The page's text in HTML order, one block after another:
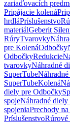
zariaďovacích
Pripájacie kolená
hrdláPríslušenstvo
materiálGeberit
RúryTvarovky
pre KolenáOdbočky
OdbočkyRedukcie
tvarovkyNáhradné
SuperTube
SuperTubeKolená
diely pre Odbočky
spojeNáhradné
spojeniaPrechody
Príslušenstvo